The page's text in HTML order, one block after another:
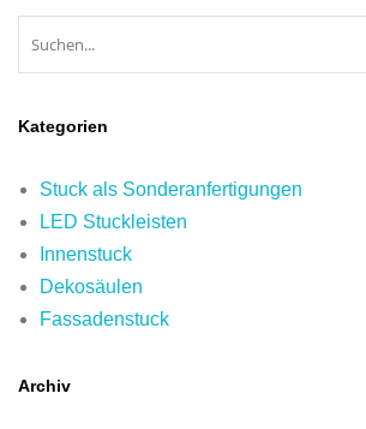
Kategorien
Stuck als Sonderanfertigungen
LED Stuckleisten
Innenstuck
Dekosäulen
Fassadenstuck
Archiv